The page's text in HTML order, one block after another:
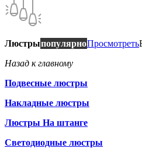
ЛюстрыпопулярноПросмотреть
Назад к главному
Подвесные люстры
Накладные люстры
Люстры На штанге
Светодиодные люстры